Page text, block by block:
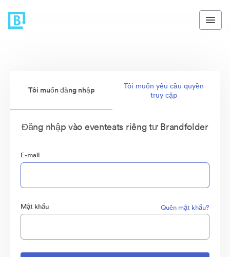
Tôi muốn đăng nhập
Tôi muốn yêu cầu quyền
truy cập
Đăng nhập vào eventeats riêng tư Brandfolder
E-mail
Mật khẩu Quên mật khẩu?